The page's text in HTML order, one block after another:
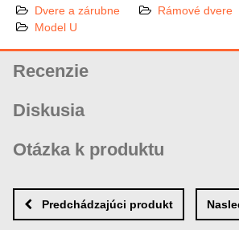
Dvere a zárubne Rámové dvere
Model U
Recenzie
Diskusia
Zatiaľ nie sú žiadne komentáre! Buďte prvý!
Nový komentár
Otázka k produktu
MENOPredchádzajúci produkt